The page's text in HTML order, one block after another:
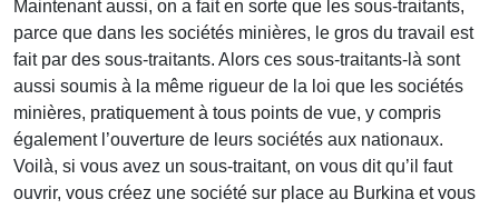
Maintenant aussi, on a fait en sorte que les sous-traitants,
parce que dans les sociétés minières, le gros du travail est
fait par des sous-traitants. Alors ces sous-traitants-là sont
aussi soumis à la même rigueur de la loi que les sociétés
minières, pratiquement à tous points de vue, y compris
également l’ouverture de leurs sociétés aux nationaux.
Voilà, si vous avez un sous-traitant, on vous dit qu’il faut
ouvrir, vous créez une société sur place au Burkina et vous